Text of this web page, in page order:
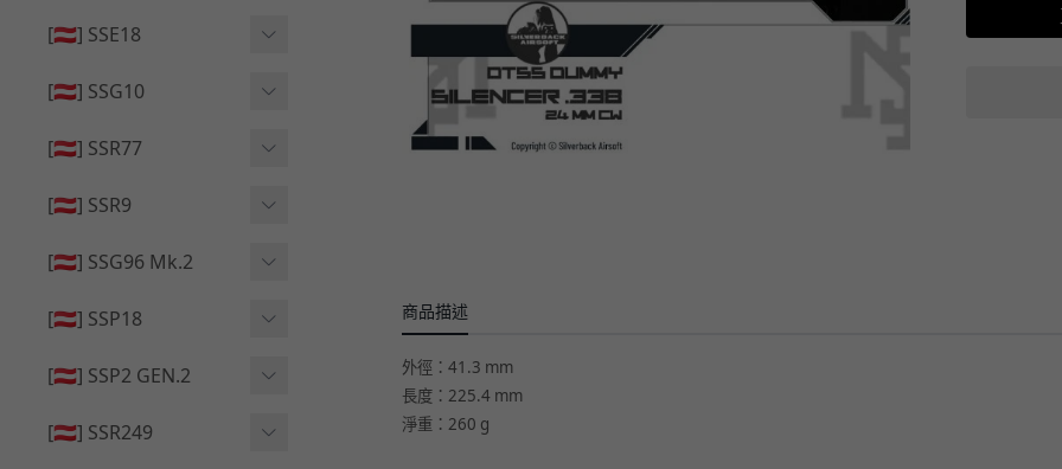
🟦 主體 ⧸ 彈匣
[🇦🇹] SSE18
👁️‍🗨️ 外觀 ⧸ 色彩
[🇦🇹] SSG10
🟦 主體 ⧸ 彈匣
[🇦🇹] SSR77
🟦 主體 ⧸ 彈匣
[🇦🇹] SSR9
👁️‍🗨️ 外觀 ⧸ 色彩
[🇦🇹] SSG96 Mk.2
🆙 升級 ⧸ 部件
[🇦🇹] SSP18
👁️‍🗨️ 外觀 ⧸ 色彩
[🇦🇹] SSP2 GEN.2
🔄 原廠 ⧸ 零件
[🇦🇹] SSR249
商品描述
外徑：41.3 mm
長度：225.4 mm
淨重：260 g